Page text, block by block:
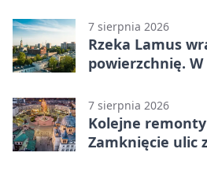
7 sierpnia 2026
Rzeka Lamus
powierzchnię.
7 sierpnia 2026
Kolejne
Zamknięcie ulic